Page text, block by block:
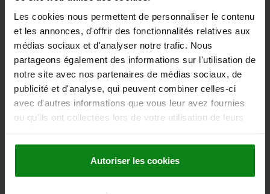
Les cookies nous permettent de personnaliser le contenu
et les annonces, d'offrir des fonctionnalités relatives aux
médias sociaux et d'analyser notre trafic. Nous
partageons également des informations sur l'utilisation de
notre site avec nos partenaires de médias sociaux, de
publicité et d'analyse, qui peuvent combiner celles-ci
avec d'autres informations que vous leur avez fournies
ou qu'ils ont collectées lors de votre utilisation de leurs
Autoriser les cookies
hors frais d’envoi
DÉCOLLETAGE ZINGUE, COMP:ACIER À ROULEMENT